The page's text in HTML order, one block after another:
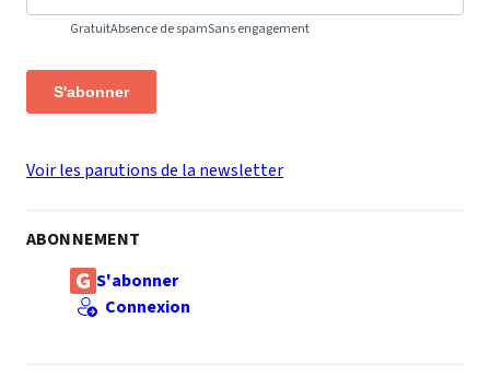
GratuitAbsence de spamSans engagement
S'abonner
Voir les parutions de la newsletter
ABONNEMENT
S'abonner
Connexion